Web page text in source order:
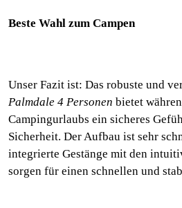
Beste Wahl zum Campen
Unser Fazit ist: Das robuste und
Palmdale 4 Personen bietet
Campingurlaubs ein sicheres
Sicherheit. Der Aufbau ist sehr
integrierte Gestänge mit den
sorgen für einen schnellen und